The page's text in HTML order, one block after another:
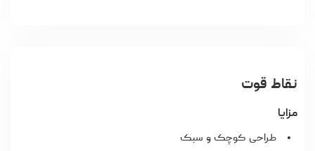
نقاط قوت
مزایا
طراحی کوچک و سبک